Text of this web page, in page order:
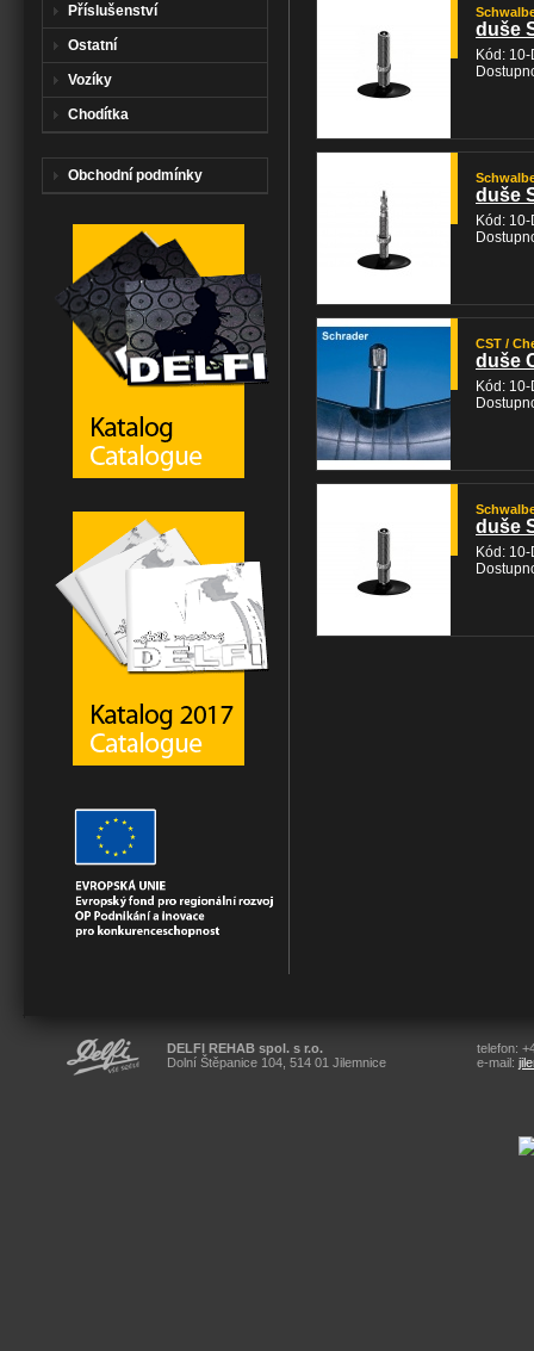
duše
Kód:
duše
Kód:
CST /
duše
Kód:
duše
Kód:
Příslušenství
Ostatní
Vozíky
Chodítka
Obchodní podmínky
DELFI REHAB spol. s r.o.
Dolní Štěpanice 104, 514 01 Jilemnice
telefon:
e-mail: